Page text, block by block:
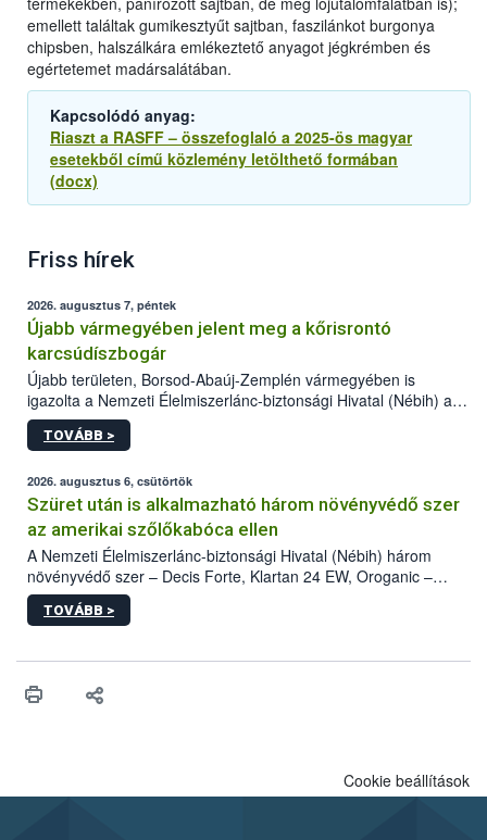
emellett találtak gumikesztyűt sajtban, faszilánkot burgonya
chipsben, halszálkára emlékeztető anyagot jégkrémben és
egértetemet madársalátában.
Kapcsolódó anyag:
Riaszt a RASFF – összefoglaló a 2025-ös magyar
esetekből című közlemény letölthető formában
(docx)
Friss hírek
2026. augusztus 7, péntek
Újabb vármegyében jelent meg a kőrisrontó
karcsúdíszbogár
Újabb területen, Borsod-Abaúj-Zemplén vármegyében is
igazolta a Nemzeti Élelmiszerlánc-biztonsági Hivatal (Nébih) a
kőrisrontó karcsúdíszbogár (Agrilus planipennis) jelenlétét. A
kártevőt nem csak színcsapdában találták meg, de már fertőzött
az intenzív felderítést, emellett az intézkedéseket a szlovák
hatósággal is összehangolják a terjedés megállítása érdekében.
TOVÁBB >
2026. augusztus 6, csütörtök
Szüret után is alkalmazható három növényvédő szer
az amerikai szőlőkabóca ellen
A Nemzeti Élelmiszerlánc-biztonsági Hivatal (Nébih) három
növényvédő szer – Decis Forte, Klartan 24 EW, Oroganic –
engedélyokiratát módosította, így azok a szüretet követően,
egészen a vesszőérettség (BBCH 91) stádiumáig
érésű szőlőkben is legyen lehetőség a károsító elleni további
felhasználók számára is elérhető és ökológiai termesztésben is
TOVÁBB >
Cookie beállítások